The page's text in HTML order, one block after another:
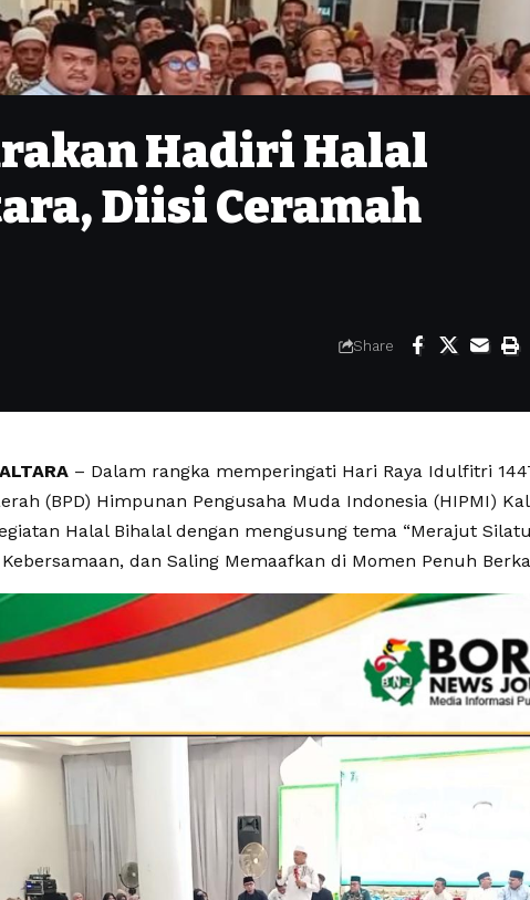
Hadiri Halal
Diisi Ceramah
Share
– Dalam rangka memperingati Hari Raya Idulfitri
(BPD) Himpunan Pengusaha Muda Indonesia (HIPMI)
Halal Bihalal dengan mengusung tema “Merajut
dan Saling Memaafkan di Momen Penuh